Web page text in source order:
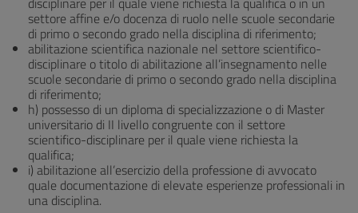
settore affine e/o docenza di ruolo nelle scuole secondarie
di primo o secondo grado nella disciplina di riferimento;
abilitazione scientifica nazionale nel settore scientifico-
disciplinare o titolo di abilitazione all’insegnamento nelle
scuole secondarie di primo o secondo grado nella disciplina
di riferimento;
h) possesso di un diploma di specializzazione o di Master
universitario di II livello congruente con il settore
scientifico-disciplinare per il quale viene richiesta la
qualifica;
i) abilitazione all’esercizio della professione di avvocato
quale documentazione di elevate esperienze professionali in
una disciplina.